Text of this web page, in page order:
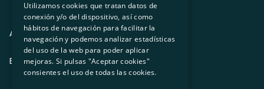
El racó de la sòcia
Premsa
Treballa amb nosaltres
Avis legalPolítica de privacitat Política de cookies
ES CAGLEU
CATALAN
SPANISH
GL
BASQUE
Utilizamos cookies que tratan datos de
conexión y/o del dispositivo, así como
hábitos de navegación para facilitar la
navegación y podemos analizar estadísticas
del uso de la web para poder aplicar
mejoras. Si pulsas "Aceptar cookies"
consientes el uso de todas las cookies.